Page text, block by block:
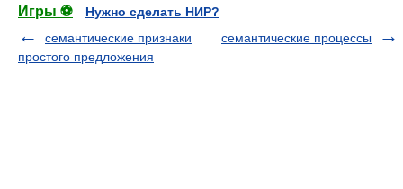
Игры ⚽
Нужно сделать НИР?
семантические признаки
простого предложения
семантические процессы